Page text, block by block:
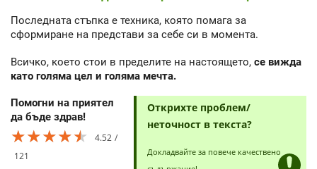
Последната стъпка е техника, която помага за
сформиране на представи за себе си в момента.
Всичко, което стои в пределите на настоящето, се вижда
като голяма цел и голяма мечта.
Помогни на приятел
да бъде здрав!
★★★★★
★★★★★
★★★★★
4.52
121
Открихте проблем/
неточност в текста?
Докладвайте за повече качествено